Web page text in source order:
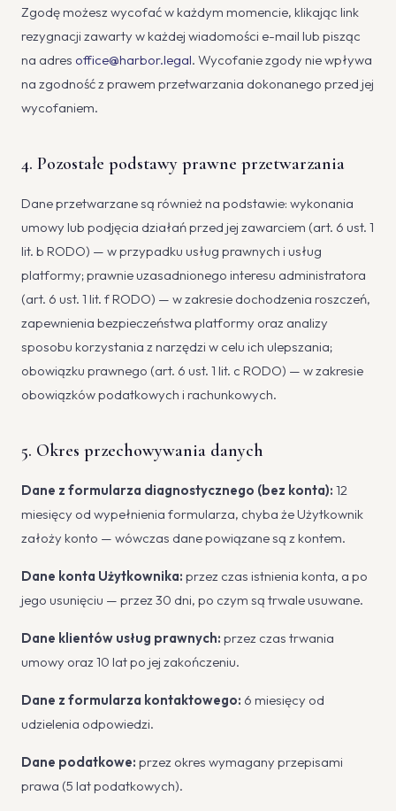
Zgodę możesz wycofać w każdym momencie, klikając link
rezygnacji zawarty w każdej wiadomości e-mail lub pisząc
na adres office@harbor.legal. Wycofanie zgody nie wpływa
na zgodność z prawem przetwarzania dokonanego przed jej
wycofaniem.
4. Pozostałe podstawy prawne przetwarzania
Dane przetwarzane są również na podstawie: wykonania
umowy lub podjęcia działań przed jej zawarciem (art. 6 ust. 1
lit. b RODO) — w przypadku usług prawnych i usług
platformy; prawnie uzasadnionego interesu administratora
(art. 6 ust. 1 lit. f RODO) — w zakresie dochodzenia roszczeń,
zapewnienia bezpieczeństwa platformy oraz analizy
sposobu korzystania z narzędzi w celu ich ulepszania;
obowiązku prawnego (art. 6 ust. 1 lit. c RODO) — w zakresie
obowiązków podatkowych i rachunkowych.
5. Okres przechowywania danych
Dane z formularza diagnostycznego (bez konta): 12
miesięcy od wypełnienia formularza, chyba że Użytkownik
założy konto — wówczas dane powiązane są z kontem.
Dane konta Użytkownika: przez czas istnienia konta, a po
jego usunięciu — przez 30 dni, po czym są trwale usuwane.
Dane klientów usług prawnych: przez czas trwania
umowy oraz 10 lat po jej zakończeniu.
Dane z formularza kontaktowego: 6 miesięcy od
udzielenia odpowiedzi.
Dane podatkowe: przez okres wymagany przepisami
prawa (5 lat podatkowych).